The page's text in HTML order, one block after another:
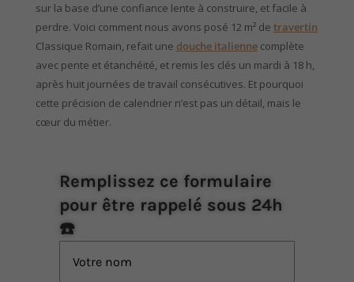
sur la base d’une confiance lente à construire, et facile à
perdre. Voici comment nous avons posé 12 m² de travertin
Classique Romain, refait une douche italiennecomplète
avec pente et étanchéité, et remis les clés un mardi à 18 h,
après huit journées de travail consécutives. Et pourquoi
cette précision de calendrier n’est pas un détail, mais le
cœur du métier.
Remplissez ce formulaire
pour être rappelé sous 24h
☎️